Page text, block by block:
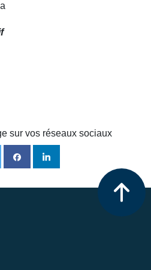
sur vos réseaux sociaux